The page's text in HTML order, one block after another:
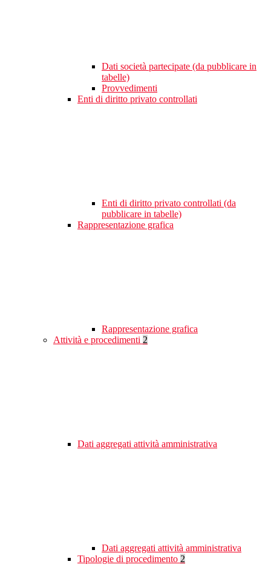
Dati società partecipate (da pubblicare in
tabelle)
Provvedimenti
Enti di diritto privato controllati
Enti di diritto privato controllati (da
pubblicare in tabelle)
Rappresentazione grafica
Rappresentazione grafica
Attività e procedimenti 2
Dati aggregati attività amministrativa
Dati aggregati attività amministrativa
Tipologie di procedimento 2